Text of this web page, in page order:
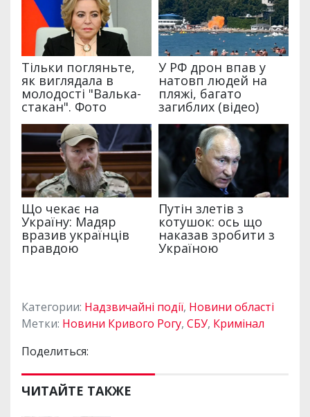
Категории: Надзвичайні події, Новини області
Метки: Новини Кривого Рогу, СБУ, Кримінал
Поделиться:
ЧИТАЙТЕ ТАКЖЕ